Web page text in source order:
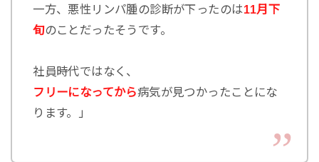
一方、悪性リンパ腫の診断が下ったのは11月下
旬のことだったそうです。
社員時代ではなく、
フリーになってから病気が見つかったことにな
ります。」